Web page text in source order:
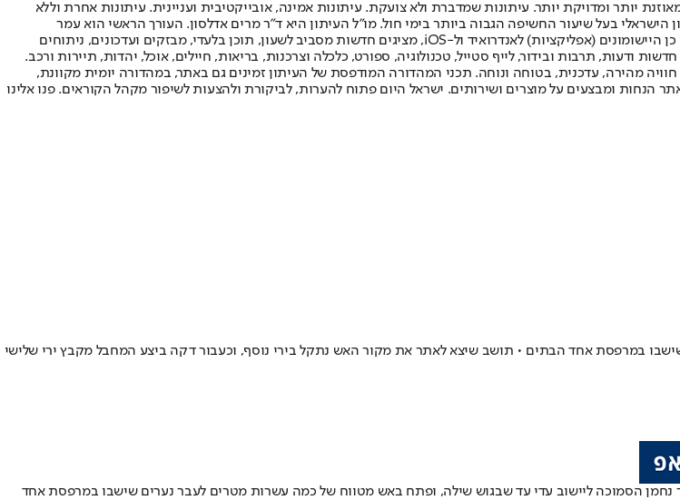
יותר ומדויקת יותר. עיתונות שמדברת ולא צועקת. עיתונות אמינה, אובייקטיבית ועניינית. עיתונות אחרת וללא
ב-30 ביולי 2007, וב-2010 הפך "ישראל היום" לעיתון הישראלי בעל שיעור החשיפה הגבוה ביותר בימי חול. מו"ל העיתון היא ד"ר מרים אדלסון. העורך הראשי הוא עמר
לחמנוביץ, והעורך המייסד הוא עמוס רגב. אתרי האינטרנט של "ישראל היום" בעברית ובאנגלית, כמו כן היישומונים (אפליקציות) לאנדרואיד ול-iOS, מציגים חדשות מסביב לשעון, תוכן בלעדי, מבזקים ועדכונים, ניתוחים
ודעות, תרבות ובידור, לייף סטייל, טכנולוגיה, ספורט, כלכלה וצרכנות, בריאות, חיילים, אוכל, יהדות, תיירות ורכב.
חוויה מהירה, עדכנית, בטוחה ונוחה. תכני המהדורה המודפסת של העיתון זמינים גם באתר, במהדורה יומית מקוונת,
הנחות ומבצעים על מוצרים ושירותים. ישראל היום פתוח להערות, לביקורת ולהצעות לשיפור מקהל הקוראים. פנו אלינו
במרפסת אחד הבתים • תושב שיצא לאתר את מקור האש נתקל בירי נוסף, וכעבור דקה ביצע המחבל מקבץ ירי שלישי
הסמוכה ליישוב עדי עד שבגוש שילה, ופתח באש מטווח של כמה עשרות מטרים לעבר נערים שישבו במרפסת אחד